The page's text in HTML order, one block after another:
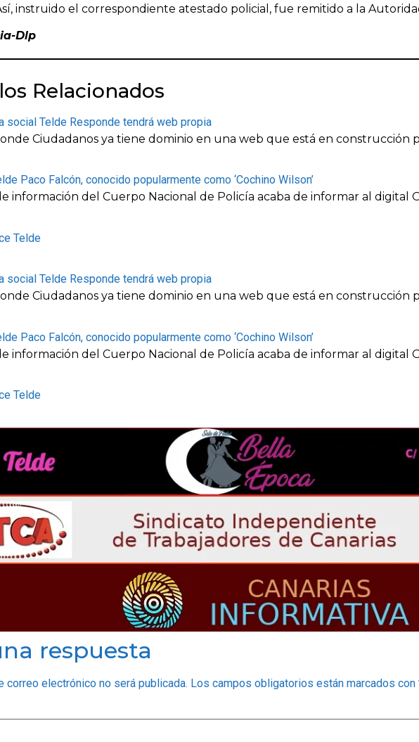
instruido el correspondiente atestado policial, fue remitido a la
Dlp
Relacionados
social Telde Responde tendrá web propia
Ciudadanos ya tiene dominio en una web que está en construcción
Paco Falcón, conocido popularmente como ‘Cochino Wilson’
información del Cuerpo Nacional de Policía acaba de informar al digital
Telde
social Telde Responde tendrá web propia
Ciudadanos ya tiene dominio en una web que está en construcción
Paco Falcón, conocido popularmente como ‘Cochino Wilson’
información del Cuerpo Nacional de Policía acaba de informar al digital
Telde
respuesta
correo electrónico no será publicada. Los campos obligatorios están marcados con